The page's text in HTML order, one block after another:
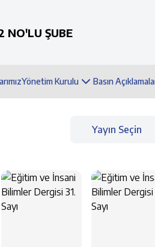
NO'LU ŞUBE
Yönetim Kurulu Basın